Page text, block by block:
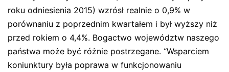
roku odniesienia 2015) wzrósł realnie o 0,9% w
porównaniu z poprzednim kwartałem i był wyższy niż
przed rokiem o 4,4%. Bogactwo województw naszego
państwa może być różnie postrzegane. “Wsparciem
koniunktury była poprawa w funkcjonowaniu